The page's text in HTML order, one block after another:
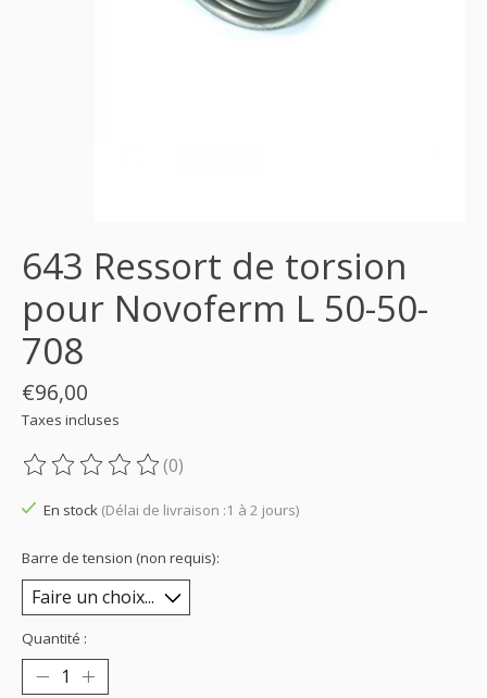
643 Ressort de torsion
pour Novoferm L 50-50-
708
€96,00
Taxes incluses
Ce produit est évalué à
(0)
En stock (Délai de livraison :1 à 2 jours)
Barre de tension (non requis):
Quantité :